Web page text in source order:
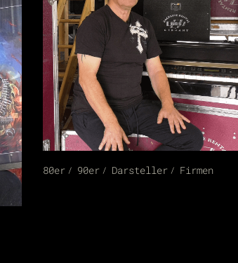
80er 90er Darsteller Firmen